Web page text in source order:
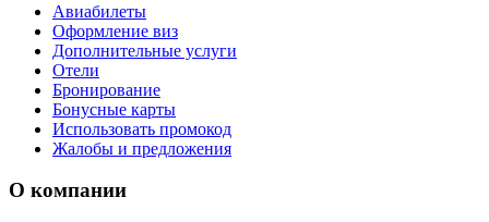
Авиабилеты
Оформление виз
Дополнительные услуги
Отели
Бронирование
Бонусные карты
Использовать промокод
Жалобы и предложения
О компании